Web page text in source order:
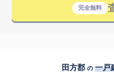
完全無料
田方郡 の 一戸